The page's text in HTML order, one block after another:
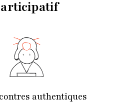
authentiques